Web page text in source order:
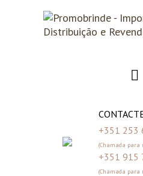
+351 253
(Chamada para
+351 915
(Chamada para